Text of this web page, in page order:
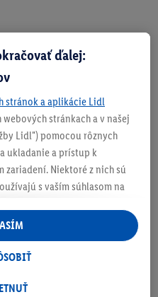
ďalej:
stránok a aplikácie Lidl
stránkach a v našej
Lidl") pomocou rôznych
ukladanie a prístup k
Niektoré z nich sú
s vaším súhlasom na
Lidl aj mimo nich. Ak
na tieto účely sa spracúvajú
v obchode.
alebo sa prihlásite do svojho